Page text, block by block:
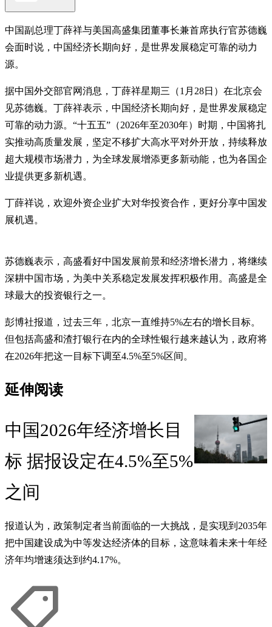
中国副总理丁薛祥与美国高盛集团董事长兼首席执行官苏德巍
会面时说，中国经济长期向好，是世界发展稳定可靠的动力
源。
据中国外交部官网消息，丁薛祥星期三（1月28日）在北京会
见苏德巍。丁薛祥表示，中国经济长期向好，是世界发展稳定
可靠的动力源。“十五五”（2026年至2030年）时期，中国将扎
实推动高质量发展，坚定不移扩大高水平对外开放，持续释放
超大规模市场潜力，为全球发展增添更多新动能，也为各国企
业提供更多新机遇。
丁薛祥说，欢迎外资企业扩大对华投资合作，更好分享中国发
展机遇。
苏德巍表示，高盛看好中国发展前景和经济增长潜力，将继续
深耕中国市场，为美中关系稳定发展发挥积极作用。高盛是全
球最大的投资银行之一。
彭博社报道，过去三年，北京一直维持5%左右的增长目标。
但包括高盛和渣打银行在内的全球性银行越来越认为，政府将
在2026年把这一目标下调至4.5%至5%区间。
延伸阅读
中国2026年经济增长目
标 据报设定在4.5%至5%
之间
报道认为，政策制定者当前面临的一大挑战，是实现到2035年
把中国建设成为中等发达经济体的目标，这意味着未来十年经
济年均增速须达到约4.17%。